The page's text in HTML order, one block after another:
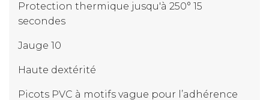
Protection thermique jusqu'à 250° 15
secondes
Jauge 10
Haute dextérité
Picots PVC à motifs vague pour l’adhérence